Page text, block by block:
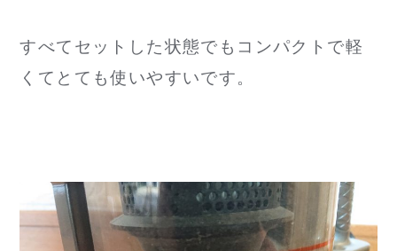
すべてセットした状態でもコンパクトで軽
くてとても使いやすいです。